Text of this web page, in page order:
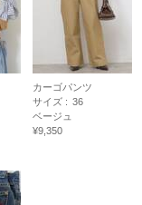
カーゴパンツ
サイズ : 36
ベージュ
¥9,350